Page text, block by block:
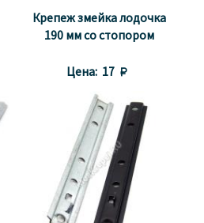
Крепеж змейка лодочка
190 мм со стопором
Цена: 17 